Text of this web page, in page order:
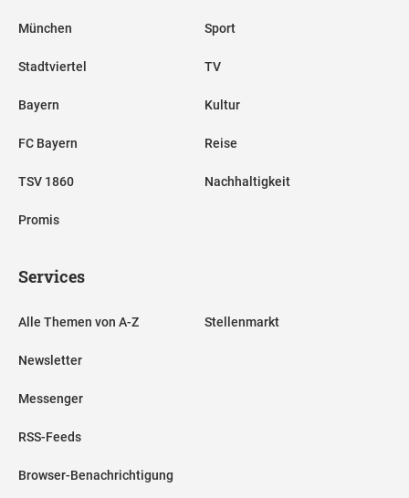
München
Stadtviertel
Bayern
FC Bayern
TSV 1860
Promis
Sport
TV
Kultur
Reise
Nachhaltigkeit
Services
Alle Themen von A-Z
Newsletter
Messenger
RSS-Feeds
Browser-Benachrichtigung
Stellenmarkt